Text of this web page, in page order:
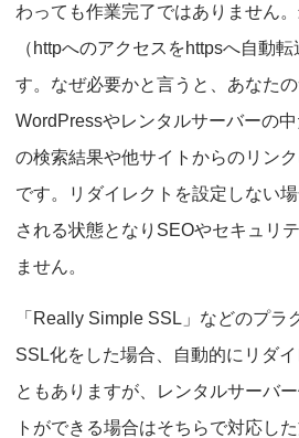
わっても作業完了ではありません
（httpへのアクセスをhttpsへ自動
す。なぜ必要かと言うと、あなた
WordPressやレンタルサーバーの
の検索結果や他サイトからのリン
です。リダイレクトを設定しない
される状態となりSEOやセキュリ
ません。
「Really Simple SSL」などのプラ
SSL化をした場合、自動的にリダ
ともありますが、レンタルサーバ
トができる場合はそちらで対応し